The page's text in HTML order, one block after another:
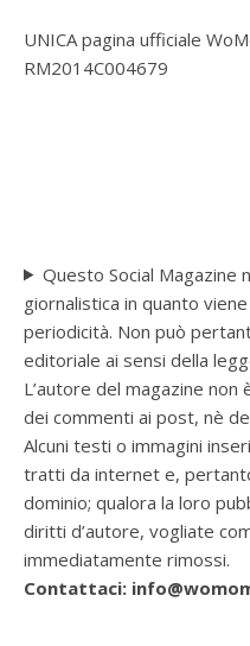
UNICA pagina ufficiale
RM2014C004679
Questo Social Magazine
giornalistica in quanto
periodicità. Non può
editoriale ai sensi della
L’autore del magazine
dei commenti ai post, nè
Alcuni testi o immagini
tratti da internet e,
dominio; qualora la loro
diritti d’autore, vogliate
immediatamente rimossi.
Contattaci: